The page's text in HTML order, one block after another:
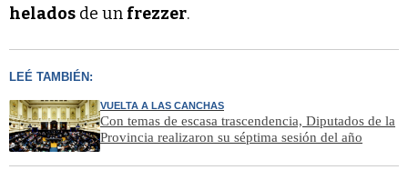
helados de un frezzer.
LEÉ TAMBIÉN:
VUELTA A LAS CANCHAS
Con temas de escasa trascendencia, Diputados de la
Provincia realizaron su séptima sesión del año